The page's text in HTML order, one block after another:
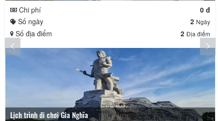
Chi phí
0 đ
Số ngày
2 Ngày
Số địa điểm 2 Địa điểm
Lịch trình đi chơi Gia Nghĩa